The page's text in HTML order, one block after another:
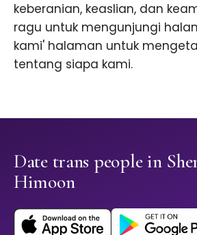
keberanian, keaslian, dan
ragu untuk mengunjungi
kami' halaman untuk
tentang siapa kami.
Date trans people in
Himoon